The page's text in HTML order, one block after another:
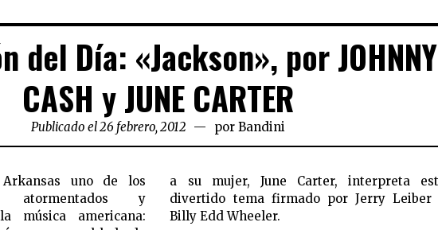
del Día: «Jackson», por JOHNNY
CASH y JUNE CARTER
Publicado el 26 febrero, 2012 por Bandini
uno de los
atormentados y
música americana:
interpreta este
por Jerry Leiber y
Billy Edd Wheeler.